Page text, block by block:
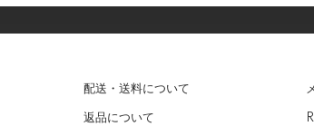
配送・送料について
返品について